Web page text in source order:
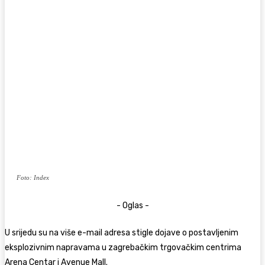
Foto: Index
- Oglas -
U srijedu su na više e-mail adresa stigle dojave o postavljenim
eksplozivnim napravama u zagrebačkim trgovačkim centrima
Arena Centar i Avenue Mall.